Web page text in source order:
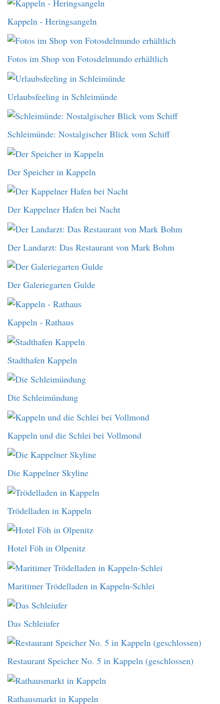
Kappeln - Heringsangeln
Fotos im Shop von Fotosdelmundo erhältlich
Urlaubsfeeling in Schleimünde
Schleimünde: Nostalgischer Blick vom Schiff
Der Speicher in Kappeln
Der Kappelner Hafen bei Nacht
Der Landarzt: Das Restaurant von Mark Bohm
Der Galeriegarten Gulde
Kappeln - Rathaus
Stadthafen Kappeln
Die Schleimündung
Kappeln und die Schlei bei Vollmond
Die Kappelner Skyline
Trödelladen in Kappeln
Hotel Föh in Olpenitz
Maritimer Trödelladen in Kappeln-Schlei
Das Schleiufer
Restaurant Speicher No. 5 in Kappeln (geschlossen)
Rathausmarkt in Kappeln